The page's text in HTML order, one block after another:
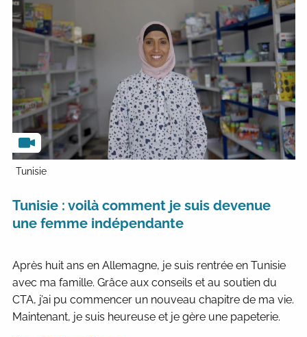
Tunisie
Tunisie : voilà comment je suis devenue
une femme indépendante
Après huit ans en Allemagne, je suis rentrée en Tunisie
avec ma famille. Grâce aux conseils et au soutien du
CTA, j’ai pu commencer un nouveau chapitre de ma vie.
Maintenant, je suis heureuse et je gère une papeterie.